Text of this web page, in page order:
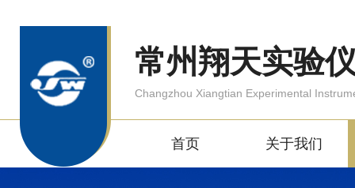
常州翔天实验
Changzhou Xiangtian Experimental
首页 关于我们